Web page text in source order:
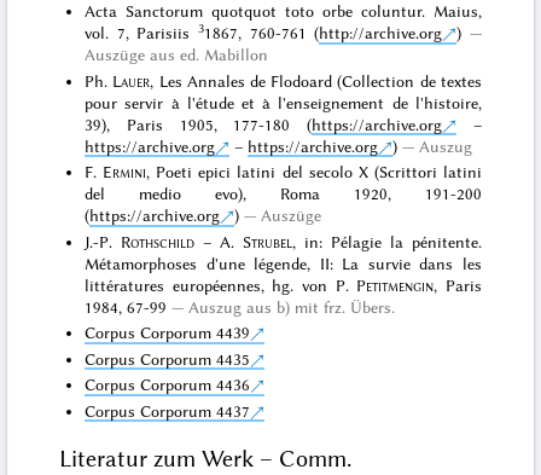
Acta Sanctorum quotquot toto orbe coluntur. Maius,
vol. 7, Parisiis
31867, 760-761 (http://archive.org
)
Auszüge aus ed. Mabillon
Ph. Lauer, Les Annales de Flodoard (Collection de textes
pour servir à l'étude et à l'enseignement de l'histoire,
39), Paris 1905, 177-180 (https://archive.org
–
https://archive.org
– https://archive.org )
Auszug
F. Ermini, Poeti epici latini del secolo X (Scrittori latini
del medio evo), Roma 1920, 191-200
(https://archive.org )
Auszüge
J.-P. Rothschild – A. Strubel , in: Pélagie la pénitente.
Métamorphoses d'une légende, II: La survie dans les
littératures européennes, hg. von P. Petitmengin, Paris
1984, 67-99
Auszug aus b) mit frz. Übers.
Corpus Corporum 4439
Corpus Corporum 4435
Corpus Corporum 4436
Corpus Corporum 4437
Literatur zum Werk – Comm.